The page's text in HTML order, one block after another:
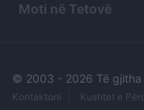
Moti në Tetovë
© 2003 - 2026 Të
Kontaktoni Kushtet e